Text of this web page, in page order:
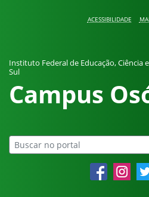
ACESSIBILIDADE
Instituto Federal de Educação, Ciência
Sul
Campus
FacebookInstagram